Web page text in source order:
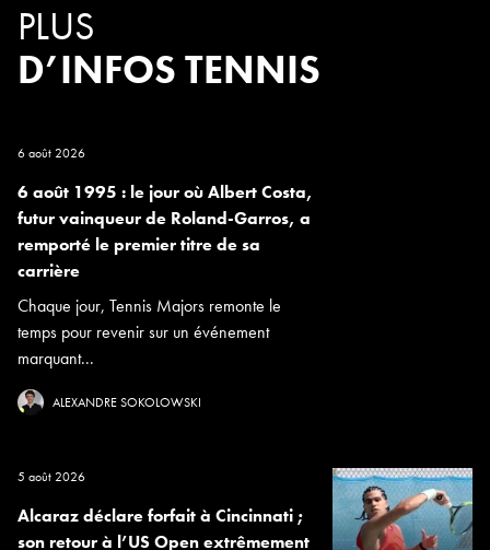
PLUS
D’INFOS TENNIS
6 août 2026
6 août 1995 : le jour où Albert Costa,
futur vainqueur de Roland-Garros, a
remporté le premier titre de sa
carrière
Chaque jour, Tennis Majors remonte le
temps pour revenir sur un événement
marquant...
ALEXANDRE SOKOLOWSKI
5 août 2026
Alcaraz déclare forfait à Cincinnati ;
son retour à l’US Open extrêmement